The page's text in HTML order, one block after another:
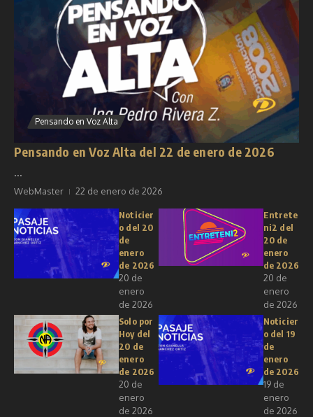
Pensando en Voz Alta
Pensando en Voz Alta del 22 de enero de 2026
...
WebMaster 22 de enero de 2026
Noticier
o del 20
de
enero
de 2026
20 de
enero
de 2026
Entrete
ni2 del
20 de
enero
de 2026
20 de
enero
de 2026
Solo por
Hoy del
20 de
enero
de 2026
20 de
enero
de 2026
Noticier
o del 19
de
enero
de 2026
19 de
enero
de 2026